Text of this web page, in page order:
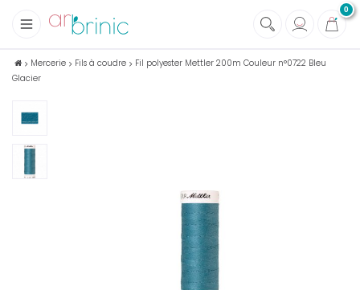
0
+
Tissus
Mercerie
Soins et Santé au naturel
Lectures
Mercerie Fils à coudre
Fil polyester Mettler 200m Couleur n°0722 Bleu
Glacier